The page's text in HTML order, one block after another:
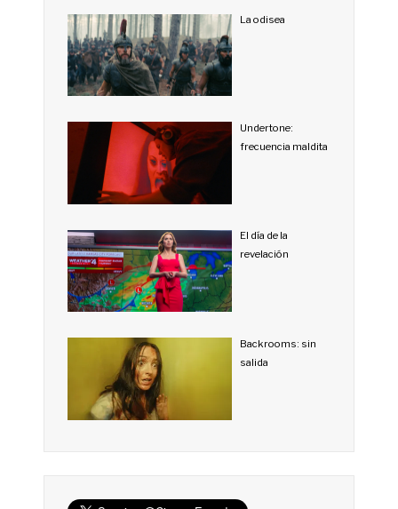
La odisea
Undertone:
frecuencia maldita
El día de la
revelación
Backrooms: sin
salida